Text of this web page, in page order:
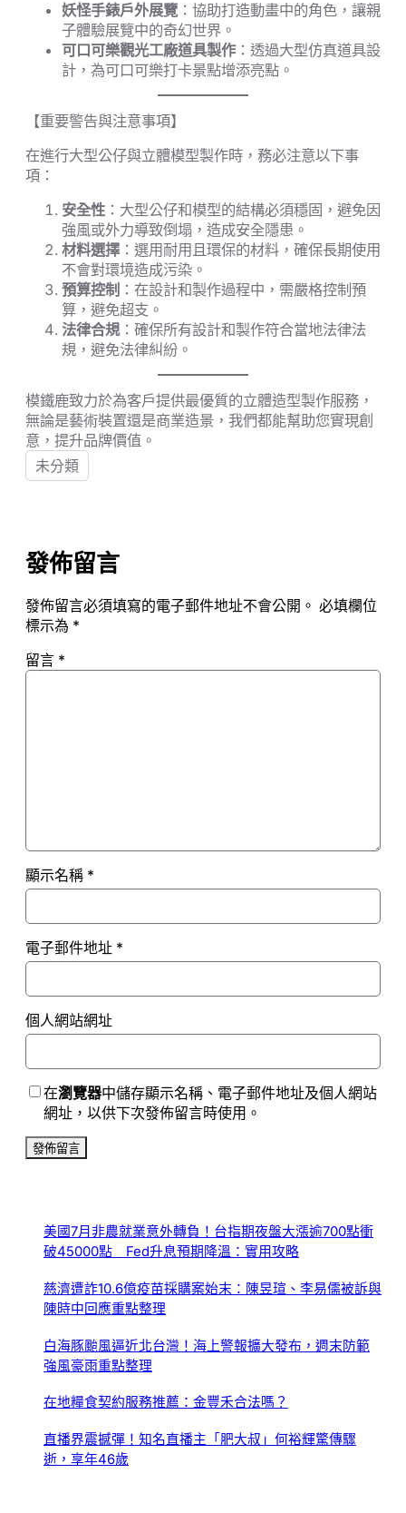
妖怪手錶戶外展覽：協助打造動畫中的角色，讓親
子體驗展覽中的奇幻世界。
可口可樂觀光工廠道具製作：透過大型仿真道具設
計，為可口可樂打卡景點增添亮點。
【重要警告與注意事項】
在進行大型公仔與立體模型製作時，務必注意以下事
項：
安全性 ：大型公仔和模型的結構必須穩固，避免因
強風或外力導致倒塌，造成安全隱患。
材料選擇：選用耐用且環保的材料，確保長期使用
不會對環境造成污染。
預算控制 ：在設計和製作過程中，需嚴格控制預
算，避免超支。
法律合規：確保所有設計和製作符合當地法律法
規，避免法律糾紛。
模鐵鹿致力於為客戶提供最優質的立體造型製作服務，
無論是藝術裝置還是商業造景，我們都能幫助您實現創
意，提升品牌價值。
未分類
發佈留言
發佈留言必須填寫的電子郵件地址不會公開。 必填欄位
標示為 *
留言 *
顯示名稱 *
電子郵件地址 *
個人網站網址
在瀏覽器中儲存顯示名稱、電子郵件地址及個人網站
網址，以供下次發佈留言時使用。
美國7月非農就業意外轉負！台指期夜盤大漲逾700點衝
破45000點 Fed升息預期降溫：實用攻略
慈濟遭詐10.6億疫苗採購案始末：陳昱瑄、李易儒被訴與
陳時中回應重點整理
白海豚颱風逼近北台灣！海上警報擴大發布，週末防範
強風豪雨重點整理
在地糧食契約服務推薦：金豐禾合法嗎？
直播界震撼彈！知名直播主「肥大叔」何裕輝驚傳驟
逝，享年46歲